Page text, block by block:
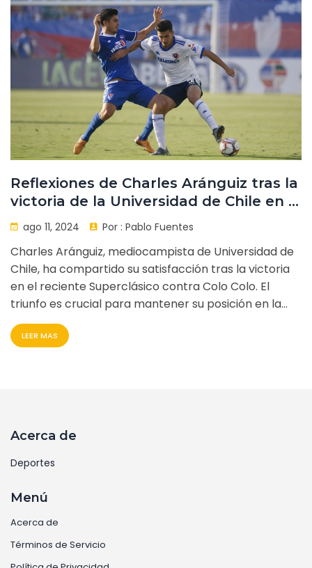
Reflexiones de Charles Aránguiz tras la
victoria de la Universidad de Chile en el
Superclásico
ago 11, 2024 Por : Pablo Fuentes
Charles Aránguiz, mediocampista de Universidad de
Chile, ha compartido su satisfacción tras la victoria
en el reciente Superclásico contra Colo Colo. El
triunfo es crucial para mantener su posición en la
liga. Aránguiz destacó la cohesión del equipo,
mientras que el entrenador subrayó la importancia
LEER MAS
Acerca de
Deportes
Menú
Acerca de
Términos de Servicio